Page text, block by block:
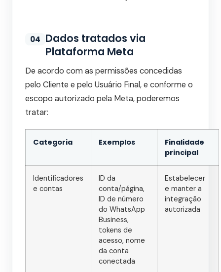
04 Dados tratados via
Plataforma Meta
De acordo com as permissões concedidas
pelo Cliente e pelo Usuário Final, e conforme o
escopo autorizado pela Meta, poderemos
tratar:
Categoria Exemplos
Finalidade
principal
Identificadores
e contas
ID da
conta/página,
ID de número
do WhatsApp
Business,
tokens de
acesso, nome
da conta
conectada
Estabelecer
e manter a
integração
autorizada